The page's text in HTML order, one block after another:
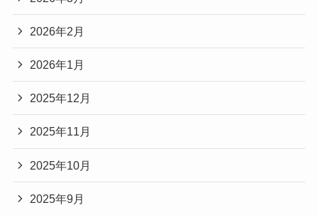
2026年2月
2026年1月
2025年12月
2025年11月
2025年10月
2025年9月